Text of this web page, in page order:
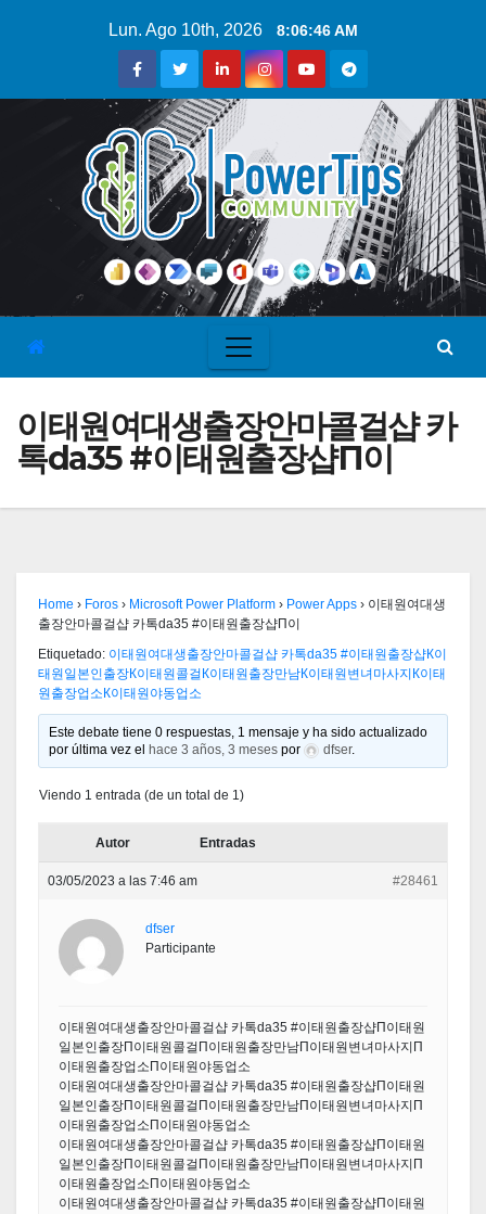
Lun. Ago 10th, 2026 8:06:47 AM
이태원여대생출장안마콜걸샵 카
톡da35 #이태원출장샵П이
Home › Foros › Microsoft Power Platform › Power Apps › 이태원여대생
출장안마콜걸샵 카톡da35 #이태원출장샵П이
Etiquetado: 이태원여대생출장안마콜걸샵 카톡da35 #이태원출장샵К이
태원일본인출장К이태원콜걸К이태원출장만남К이태원변녀마사지К이태
원출장업소К이태원야동업소
Este debate tiene 0 respuestas, 1 mensaje y ha sido actualizado
por última vez el
hace 3 años, 3 meses por dfser.
Viendo 1 entrada (de un total de 1)
Autor Entradas
03/05/2023 a las 7:46 am #28461
dfser
Participante
이태원여대생출장안마콜걸샵 카톡da35 #이태원출장샵П이태원
일본인출장П이태원콜걸П이태원출장만남П이태원변녀마사지П
이태원출장업소П이태원야동업소
이태원여대생출장안마콜걸샵 카톡da35 #이태원출장샵П이태원
일본인출장П이태원콜걸П이태원출장만남П이태원변녀마사지П
이태원출장업소П이태원야동업소
이태원여대생출장안마콜걸샵 카톡da35 #이태원출장샵П이태원
일본인출장П이태원콜걸П이태원출장만남П이태원변녀마사지П
이태원출장업소П이태원야동업소
이태원여대생출장안마콜걸샵 카톡da35 #이태원출장샵П이태원